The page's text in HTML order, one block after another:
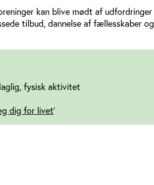
kan blive mødt af
tilbud, dannelse af fællesskaber og
fysisk aktivitet
dig for livet'